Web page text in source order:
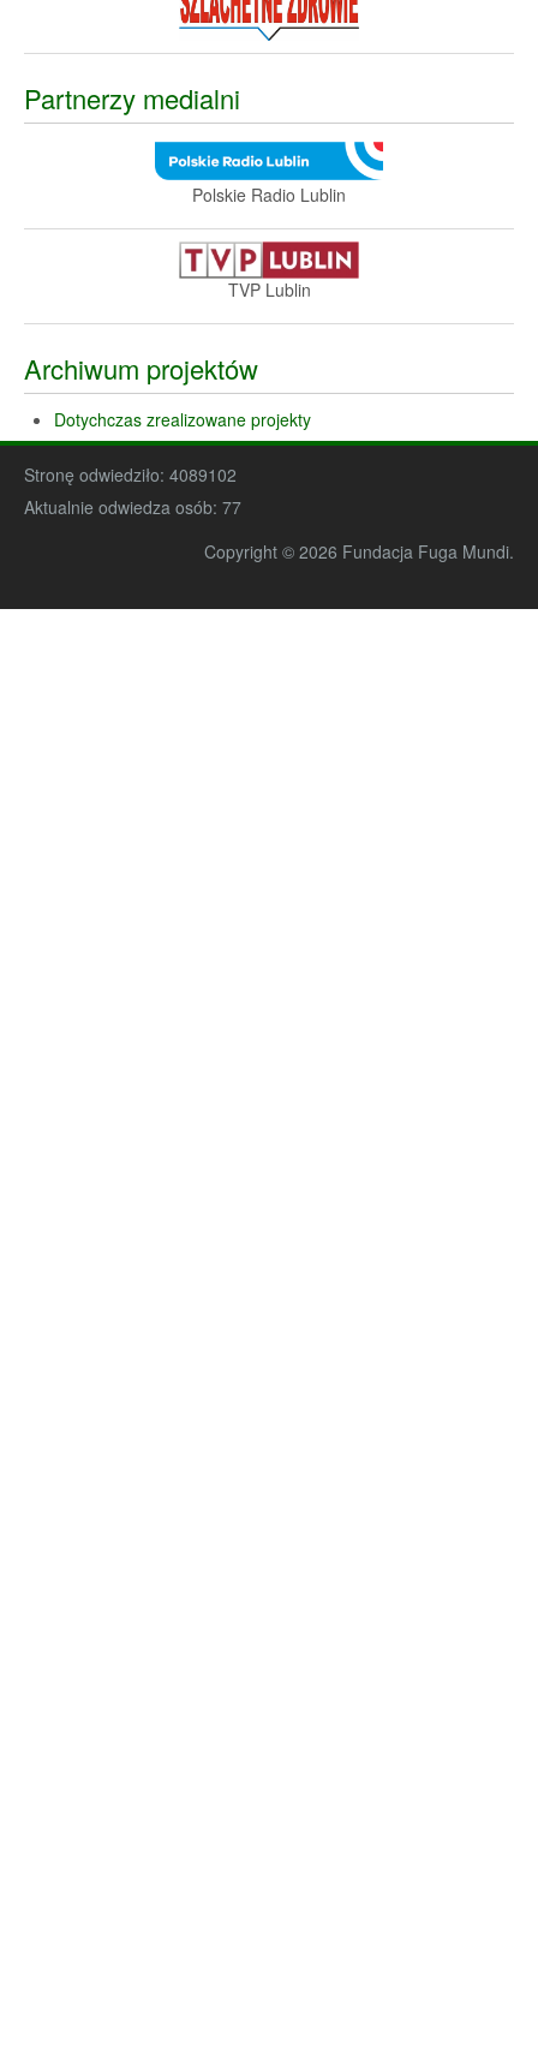
Partnerzy medialni
Polskie Radio Lublin
TVP Lublin
Archiwum projektów
Dotychczas zrealizowane projekty
Stronę odwiedziło: 4089102
Aktualnie odwiedza osób: 77
Copyright © 2026 Fundacja Fuga Mundi.